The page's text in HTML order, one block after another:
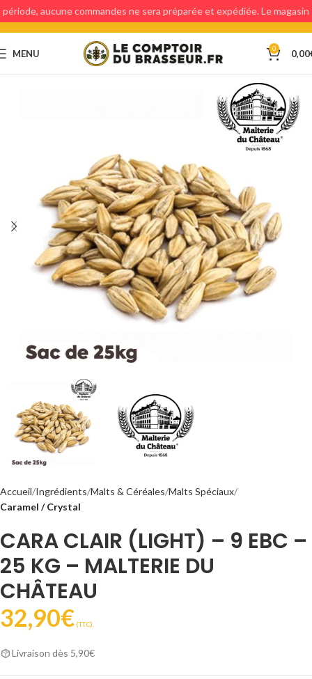
MENU 0 0,00
Accueil Ingrédients Malts & Céréales Malts Spéciaux
Caramel / Crystal
CARA CLAIR (LIGHT) – 9 EBC –
25 KG – MALTERIE DU
CHÂTEAU
32,90€ (T.T.C).
Livraison dès 5,90€
période, aucune commandes ne sera préparée et expédiée. Le magasin
étant fermé, aucun retraits en magasin ne sera possible.